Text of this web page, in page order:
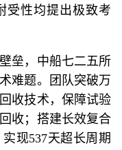
受性均提出极致考
垒，中船七二五所
难题。团队突破万
收技术，保障试验
收；搭建长效复合
现537天超长周期